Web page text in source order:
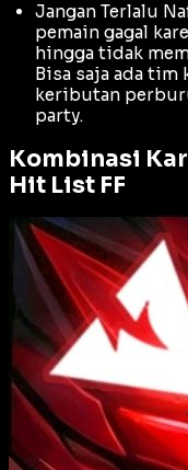
Jangan Terlalu
pemain gagal
hingga tidak
Bisa saja ada tim
keributan
party.
Kombinasi
Hit List FF